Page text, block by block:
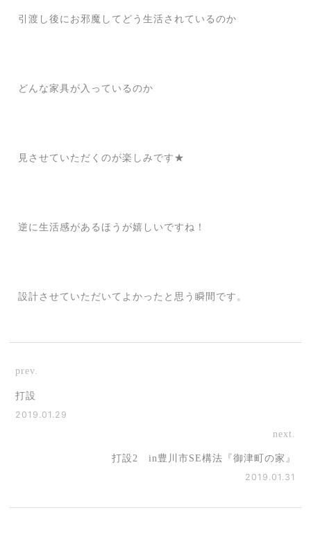
引渡し後にお邪魔してどう生活されているのか
どんな家具が入っているのか
見させていただくのが楽しみです★
逆に生活感があるほうが嬉しいですね！
設計させていただいてよかったと思う瞬間です。
prev.
打設
2019.01.29
next.
打設2 in豊川市SE構法『御津町の家』
2019.01.31